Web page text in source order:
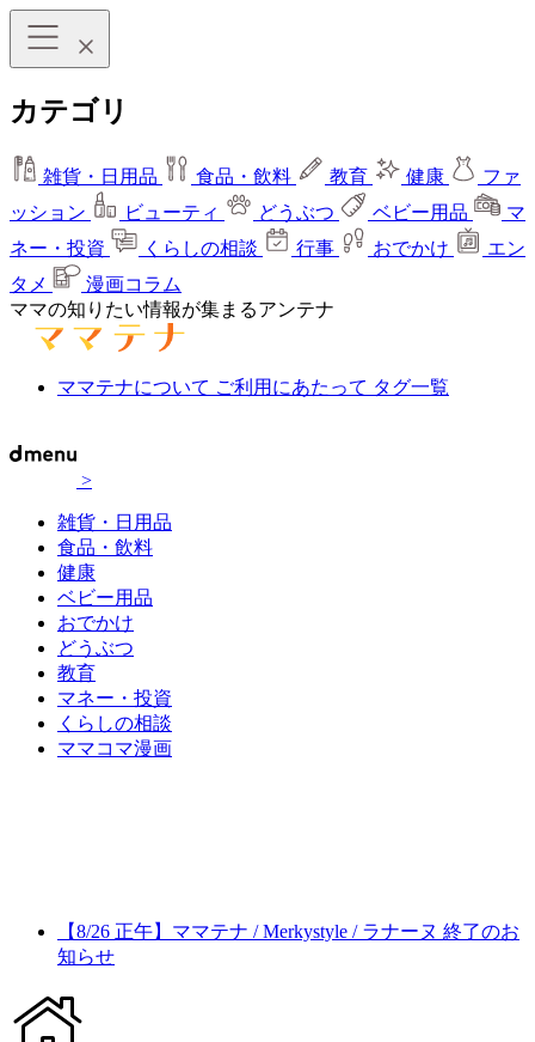
カテゴリ
雑貨・日用品 食品・飲料 教育 健康
ファ
ッション
ビューティ どうぶつ ベビー用品
マ
ネー・投資
くらしの相談 行事 おでかけ
エン
タメ
漫画コラム
ママの知りたい情報が集まるアンテナ
ママテナについて ご利用にあたって タグ一覧
>
雑貨・日用品
食品・飲料
健康
ベビー用品
おでかけ
どうぶつ
教育
マネー・投資
くらしの相談
ママコマ漫画
【8/26 正午】ママテナ / Merkystyle / ラナーヌ 終了のお
知らせ